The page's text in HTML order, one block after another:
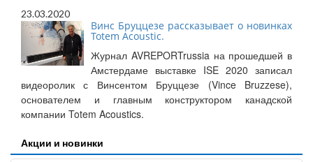
23.03.2020
Винс Бруццезе рассказывает о новинках
Totem Acoustic.
Журнал AVREPORTrussia на прошедшей в
Амстердаме выставке ISE 2020 записал
видеоролик с Винсентом Бруццезе (Vince Bruzzese),
основателем и главным конструктором канадской
компании Totem Acoustics.
Акции и новинки